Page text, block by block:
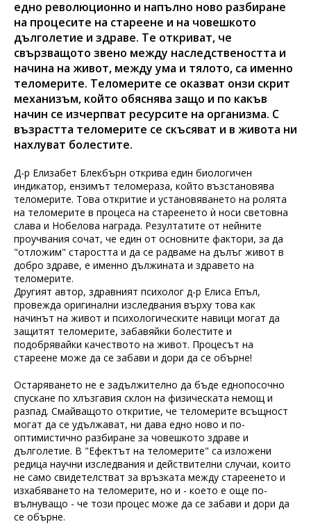
едно революционно и напълно ново разбиране
на процесите на стареене и на човешкото
дълголетие и здраве. Те откриват, че
свързващото звено между наследствеността и
начина на живот, между ума и тялото, са именно
теломерите. Теломерите се оказват онзи скрит
механизъм, който обяснява защо и по какъв
начин се изчерпват ресурсите на организма. С
възрастта теломерите се скъсяват и в живота ни
нахлуват болестите.
Д-р Елизабет Блекбърн открива един биологичен
индикатор, ензимът теломераза, който възстановява
теломерите. Това откритие и установяването на ролята
на теломерите в процеса на стареенето ѝ носи световна
слава и Нобелова награда. Резултатите от нейните
проучвания сочат, че един от основните фактори, за да
"отложим" старостта и да се радваме на дълъг живот в
добро здраве, е именно дължината и здравето на
теломерите.
Другият автор, здравният психолог д-р Елиса Епъл,
провежда оригинални изследвания върху това как
начинът на живот и психологическите навици могат да
защитят теломерите, забавяйки болестите и
подобрявайки качеството на живот. Процесът на
стареене може да се забави и дори да се обърне!
Остаряването не е задължително да бъде еднопосочно
спускане по хлъзгавия склон на физическата немощ и
разпад. Смайващото откритие, че теломерите всъщност
могат да се удължават, ни дава едно ново и по-
оптимистично разбиране за човешкото здраве и
дълголетие. В "Ефектът на теломерите" са изложени
редица научни изследвания и действителни случаи, които
не само свидетелстват за връзката между стареенето и
изхабяването на теломерите, но и - което е още по-
вълнуващо - че този процес може да се забави и дори да
се обърне.